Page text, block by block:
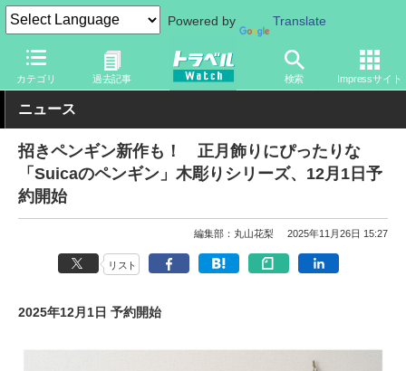
Powered by Translate
カテゴリ 過去記事 検索 Impressサイト
トラベル Watch 旅の情報 目的 季節イベント
ニュース
招きペンギン新作も！ 正月飾りにぴったりな
「Suicaのペンギン」木彫りシリーズ、12月1日予
約開始
編集部：丸山花梨 2025年11月26日 15:27
リスト
2025年12月1日 予約開始